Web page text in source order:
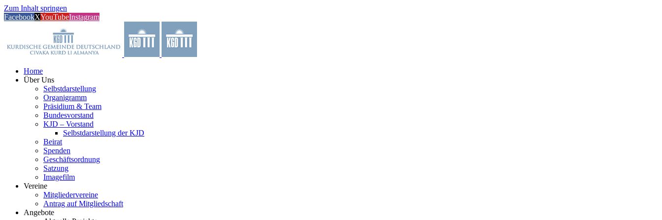
Zum Inhalt springen
FacebookXYouTubeInstagram
Home
Über Uns
Selbstdarstellung
Organigramm
Präsidium & Team
Bundesvorstand
KJD – Vorstand
Selbstdarstellung der KJD
Beirat
Spenden
Geschäftsordnung
Satzung
Imagefilm
Vereine
Mitgliedervereine
Antrag auf Mitgliedschaft
Angebote